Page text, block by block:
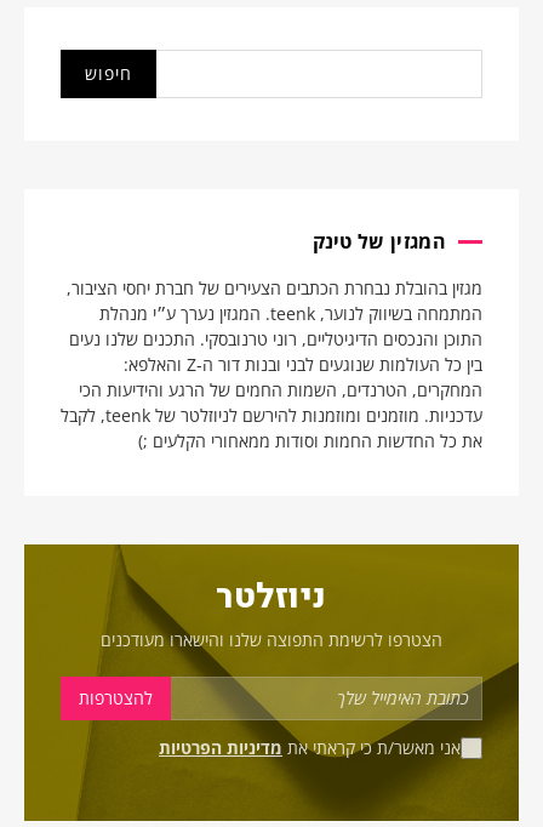
המגזין של טינק
מגזין בהובלת נבחרת הכתבים הצעירים של חברת יחסי הציבור,
המתמחה בשיווק לנוער, teenk. המגזין נערך ע״י מנהלת
התוכן והנכסים הדיגיטליים, רוני טרנובסקי. התכנים שלנו נעים
בין כל העולמות שנוגעים לבני ובנות דור ה-Z והאלפא:
המחקרים, הטרנדים, השמות החמים של הרגע והידיעות הכי
עדכניות. מוזמנים ומוזמנות להירשם לניוזלטר של teenk, לקבל
את כל החדשות החמות וסודות ממאחורי הקלעים ;)
ניוזלטר
הצטרפו לרשימת התפוצה שלנו והישארו מעודכנים
אני מאשר/ת כי קראתי את מדיניות הפרטיות